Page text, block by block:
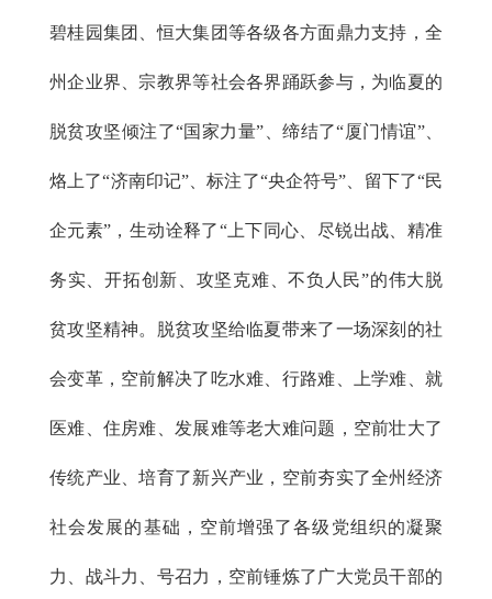
碧桂园集团、恒大集团等各级各方面鼎力支持，全
州企业界、宗教界等社会各界踊跃参与，为临夏的
脱贫攻坚倾注了“国家力量”、缔结了“厦门情谊”、
烙上了“济南印记”、标注了“央企符号”、留下了“民
企元素”，生动诠释了“上下同心、尽锐出战、精准
务实、开拓创新、攻坚克难、不负人民”的伟大脱
贫攻坚精神。脱贫攻坚给临夏带来了一场深刻的社
会变革，空前解决了吃水难、行路难、上学难、就
医难、住房难、发展难等老大难问题，空前壮大了
传统产业、培育了新兴产业，空前夯实了全州经济
社会发展的基础，空前增强了各级党组织的凝聚
力、战斗力、号召力，空前锤炼了广大党员干部的